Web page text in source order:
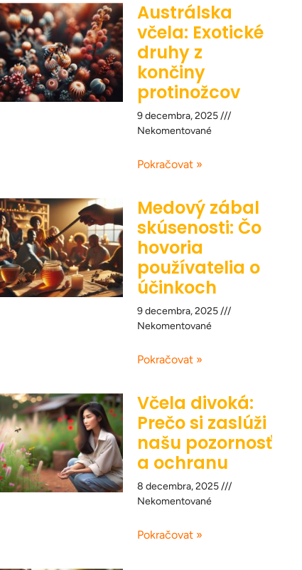
Austrálska
včela: Exotické
druhy z
končiny
protinožcov
9 decembra, 2025
Nekomentované
Pokračovat »
Medový zábal
skúsenosti: Čo
hovoria
používatelia o
účinkoch
9 decembra, 2025
Nekomentované
Pokračovat »
Včela divoká:
Prečo si zaslúži
našu pozornosť
a ochranu
8 decembra, 2025
Nekomentované
Pokračovat »